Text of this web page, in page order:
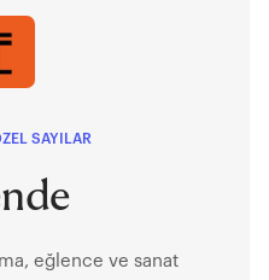
SAYILAR
eğlence ve sanat